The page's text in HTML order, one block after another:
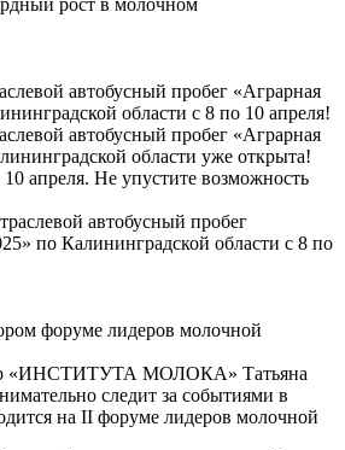
автобусный пробег «Аграрная
области с 8 по 10 апреля!
автобусный пробег «Аграрная
области уже открыта!
апреля. Не упустите возможность
форуме лидеров молочной
«ИНСТИТУТА МОЛОКА» Татьяна
следит за событиями в
на II форуме лидеров молочной